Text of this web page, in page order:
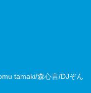
tamaki/森心言/DJぞん